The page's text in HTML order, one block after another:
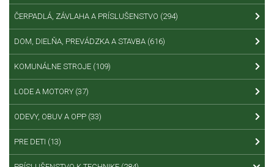
ČERPADLÁ, ZÁVLAHA A PRÍSLUŠENSTVO (294)
DOM, DIELŇA, PREVÁDZKA A STAVBA (616)
KOMUNÁLNE STROJE (109)
LODE A MOTORY (37)
ODEVY, OBUV A OPP (33)
PRE DETI (13)